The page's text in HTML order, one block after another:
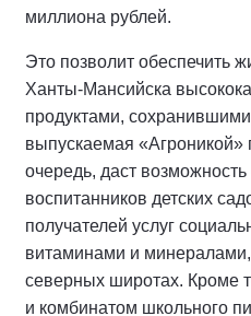
миллиона рублей.
Это позволит обеспечить
Ханты-Мансийска
продуктами,
выпускаемая «Агроникой»
очередь, даст возможность
воспитанников детских
получателей услуг
витаминами и минералами,
северных широтах. Кроме
и комбинатом школьного